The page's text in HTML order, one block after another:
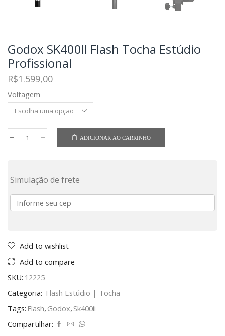
Godox SK400II Flash Tocha Estúdio
Profissional
R$1.599,00
Voltagem
ADICIONAR AO CARRINHO
Simulação de frete
Add to wishlist
Add to compare
SKU: 12225
Categoria: Flash Estúdio | Tocha
Tags: Flash, Godox, Sk400ii
Compartilhar: